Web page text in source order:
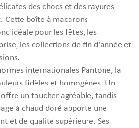
des chocs et des rayures
Cette boîte à macarons
idéale pour les fêtes, les
les collections de fin d'année et
internationales Pantone, la
fidèles et homogènes. Un
un toucher agréable, tandis
à chaud doré apporte une
et de qualité supérieure. Ses